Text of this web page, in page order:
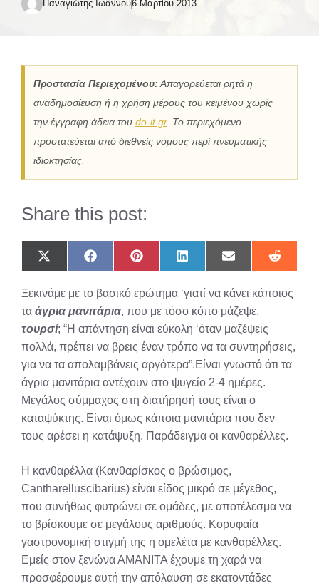
Παναγιώτης Ιωάννου6 Μαρτίου 2013
Προστασία Περιεχομένου: Απαγορεύεται ρητά η
αναδημοσίευση ή η χρήση μέρους του κειμένου χωρίς
την έγγραφη άδεια του do-it.gr. Το περιεχόμενο
προστατεύεται από διεθνείς νόμους περί πνευματικής
ιδιοκτησίας.
Share this post:
Share
on
(Twitter)
Share
on
Share
on
Share
on
Share
on
Share
on
Ξεκινάμε με το βασικό ερώτημα ‘γιατί να κάνει κάποιος
τα άγρια μανιτάρια, που με τόσο κόπο μάζεψε,
τουρσί; “Η απάντηση είναι εύκολη ‘όταν μαζέψεις
πολλά, πρέπει να βρεις έναν τρόπο να τα συντηρήσεις,
για να τα απολαμβάνεις αργότερα”.Είναι γνωστό ότι τα
άγρια μανιτάρια αντέχουν στο ψυγείο 2-4 ημέρες.
Μεγάλος σύμμαχος στη διατήρησή τους είναι ο
καταψύκτης. Είναι όμως κάποια μανιτάρια που δεν
τους αρέσει η κατάψυξη. Παράδειγμα οι κανθαρέλλες.
Η κανθαρέλλα (Κανθαρίσκος ο βρώσιμος,
Cantharelluscibarius) είναι είδος μικρό σε μέγεθος,
που συνήθως φυτρώνει σε ομάδες, με αποτέλεσμα να
το βρίσκουμε σε μεγάλους αριθμούς. Κορυφαία
γαστρονομική στιγμή της η ομελέτα με κανθαρέλλες.
Εμείς στον ξενώνα ΑΜΑΝΙΤΑ έχουμε τη χαρά να
προσφέρουμε αυτή την απόλαυση σε εκατοντάδες